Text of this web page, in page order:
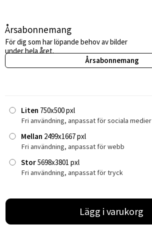
Årsabonnemang
För dig som har löpande behov av bilder
under hela året.
Årsabonnemang
Liten 750x500 pxl
Fri användning, anpassat för sociala medier
Mellan 2499x1667 pxl
Fri användning, anpassat för webb
Stor5698x3801 pxl
Fri användning, anpassat för tryck
Lägg i varukorg